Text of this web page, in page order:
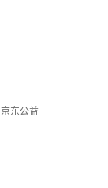
京东公益